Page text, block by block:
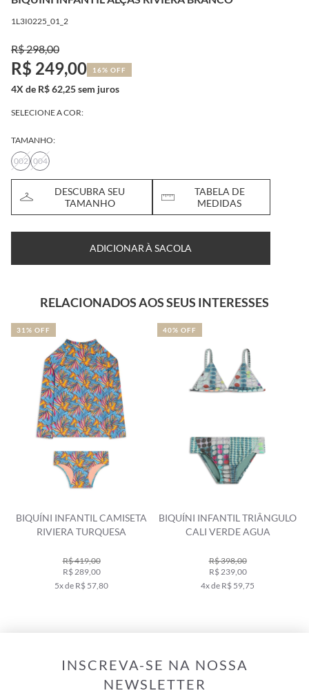
1L3I0225_01_2
R$ 298,00
R$ 249,00 16% OFF
4X de R$ 62,25 sem juros
SELECIONE A COR:
TAMANHO:
002 004
DESCUBRA SEU
TAMANHO
TABELA DE
MEDIDAS
ADICIONAR À SACOLA
RELACIONADOS AOS SEUS INTERESSES
BIQUÍNI INFANTIL CAMISETA
RIVIERA TURQUESA
R$ 419,00
R$ 289,00
5x de R$ 57,80
31% OFF
BIQUÍNI INFANTIL TRIÂNGULO
CALI VERDE AGUA
R$ 398,00
R$ 239,00
4x de R$ 59,75
40% OFF
INSCREVA-SE NA NOSSA
NEWSLETTER